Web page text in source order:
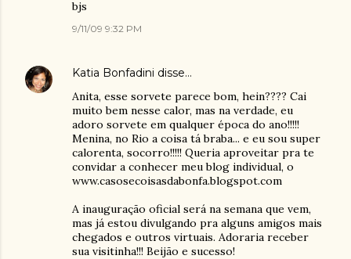
bjs
9/11/09 9:32 PM
Katia Bonfadini disse…
Anita, esse sorvete parece bom, hein???? Cai
muito bem nesse calor, mas na verdade, eu
adoro sorvete em qualquer época do ano!!!!!
Menina, no Rio a coisa tá braba... e eu sou super
calorenta, socorro!!!!! Queria aproveitar pra te
convidar a conhecer meu blog individual, o
www.casosecoisasdabonfa.blogspot.com
A inauguração oficial será na semana que vem,
mas já estou divulgando pra alguns amigos mais
chegados e outros virtuais. Adoraria receber
sua visitinha!!! Beijão e sucesso!